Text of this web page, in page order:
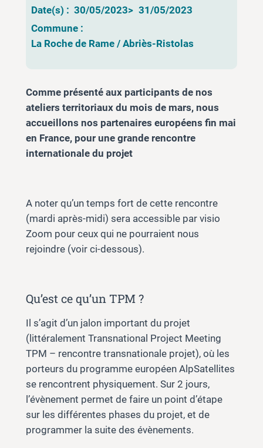
Date(s) : 30/05/2023> 31/05/2023
Commune :
La Roche de Rame / Abriès-Ristolas
Comme présenté aux participants de nos
ateliers territoriaux du mois de mars, nous
accueillons nos partenaires européens fin mai
en France, pour une grande rencontre
internationale du projet
A noter qu’un temps fort de cette rencontre
(mardi après-midi) sera accessible par visio
Zoom pour ceux qui ne pourraient nous
rejoindre (voir ci-dessous).
Qu’est ce qu’un TPM ?
Il s’agit d’un jalon important du projet
(littéralement Transnational Project Meeting
TPM – rencontre transnationale projet), où les
porteurs du programme européen AlpSatellites
se rencontrent physiquement. Sur 2 jours,
l’évènement permet de faire un point d’étape
sur les différentes phases du projet, et de
programmer la suite des évènements.